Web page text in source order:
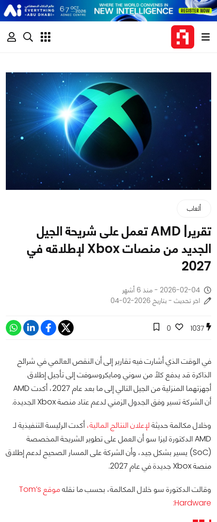
ألعاب
تقرير| AMD تعمل على شريحة الجيل
الجديد من منصات Xbox لإطلاقه في
2027
2026-02-04 - منذ 6 أشهر
اخر تحديث - بتاريخ 2026-02-04
1037
0
في الوقت الذي أشارت فيه تقارير إلى أن النقص العالمي في شرائح
الذاكرة قد يدفع كلاً من سوني ومايكروسوفت إلى تأجيل إطلاق
أجهزتهما المنزلية من الجيل التالي إلى ما بعد عام 2027، أكدت AMD
أن الشركة تسير وفق الجدول الزمني لدعم عتاد منصة Xbox الجديدة.
وخلال مكالمة حديثة لإعلان النتائج المالية، أكدت الرئيسة التنفيذية لـ
AMD الدكتورة ليزا سو أن العمل على تطوير الشريحة المخصصة
(SoC) يسير بشكل جيد، وأن الشركة على المسار الصحيح لدعم إطلاق
منصة Xbox جديدة في عام 2027.
وقالت الدكتورة سو خلال المكالمة، بحسب ما نقله
موقع Tom’s
Hardware: